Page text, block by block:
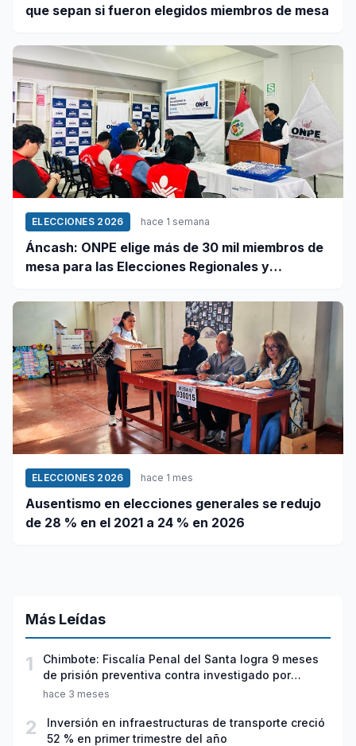
que sepan si fueron elegidos miembros de mesa
ELECCIONES 2026 hace 1 semana
Áncash: ONPE elige más de 30 mil miembros de
mesa para las Elecciones Regionales y
ELECCIONES 2026 hace 1 mes
Ausentismo en elecciones generales se redujo
de 28 % en el 2021 a 24 % en 2026
Más Leídas
1
Chimbote: Fiscalía Penal del Santa logra 9 meses
de prisión preventiva contra investigado por
violación sexual y tentativa de feminicidio
hace 3 meses
2
Inversión en infraestructuras de transporte creció
52 % en primer trimestre del año